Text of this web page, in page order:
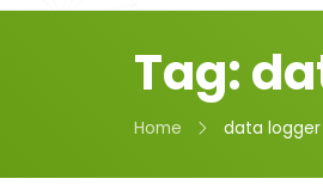
Tag:
Home data logger